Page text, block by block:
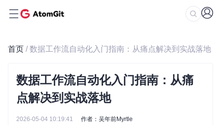
首页 / 数据工作流自动化入门指南：从痛点解决到实战落地
数据工作流自动化入门指南：从痛
点解决到实战落地
2026-05-04 10:19:41 作者：吴年前Myrtle